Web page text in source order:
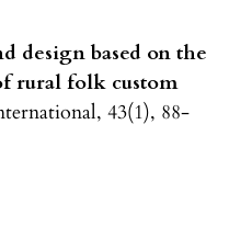
design based on the
rural folk custom
43(1), 88-